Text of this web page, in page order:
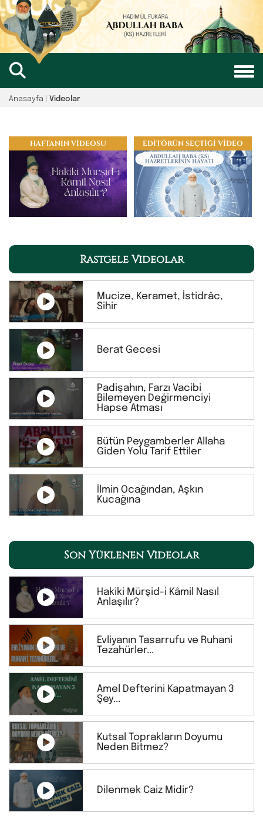
Anasayfa | Videolar
HAFTANIN VİDEOSU EDİTÖRÜN SEÇTİĞİ VİDEO
Rastgele Videolar
Mucize, Keramet, İstidrâc,
Sihir
Berat Gecesi
Padişahın, Farzı Vacibi
Bilemeyen Değirmenciyi
Hapse Atması
Bütün Peygamberler Allaha
Giden Yolu Tarif Ettiler
İlmin Ocağından, Aşkın
Kucağına
Son Yüklenen Videolar
Hakiki Mürşid-i Kâmil Nasıl
Anlaşılır?
Evliyanın Tasarrufu ve Ruhani
Tezahürler...
Amel Defterini Kapatmayan 3
Şey...
Kutsal Toprakların Doyumu
Neden Bitmez?
Dilenmek Caiz Midir?